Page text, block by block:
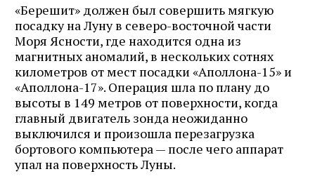
«Берешит» должен был совершить мягкую
посадку на Луну в северо-восточной части
Моря Ясности, где находится одна из
магнитных аномалий, в нескольких сотнях
километров от мест посадки «Аполлона-15» и
«Аполлона-17». Операция шла по плану до
высоты в 149 метров от поверхности, когда
главный двигатель зонда неожиданно
выключился и произошла перезагрузка
бортового компьютера — после чего аппарат
упал на поверхность Луны.